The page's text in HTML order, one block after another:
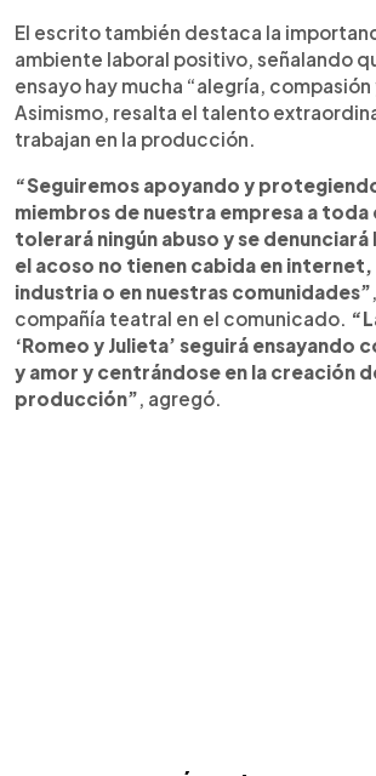
El escrito también destaca la
ambiente laboral positivo, señalando
ensayo hay mucha “alegría,
Asimismo, resalta el talento
trabajan en la producción.
“Seguiremos apoyando y
miembros de nuestra empresa a toda
tolerará ningún abuso y se
el acoso no tienen cabida en internet,
industria o en nuestras comunidades”
compañía teatral en el comunicado.
‘Romeo y Julieta’ seguirá ensayando
y amor y centrándose en la creación
producción”, agregó.